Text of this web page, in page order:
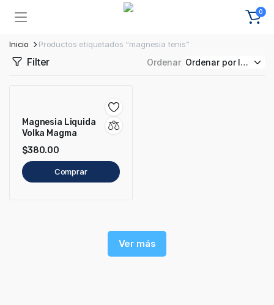
0
Inicio Productos etiquetados “magnesia tenis”
Filter Ordenar
Magnesia Liquida
Volka Magma
$380.00
Comprar
Ver más